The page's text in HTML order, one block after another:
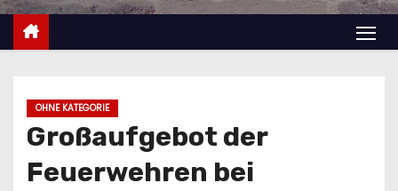
n
OHNE KATEGORIE
Großaufgebot der
Feuerwehren bei